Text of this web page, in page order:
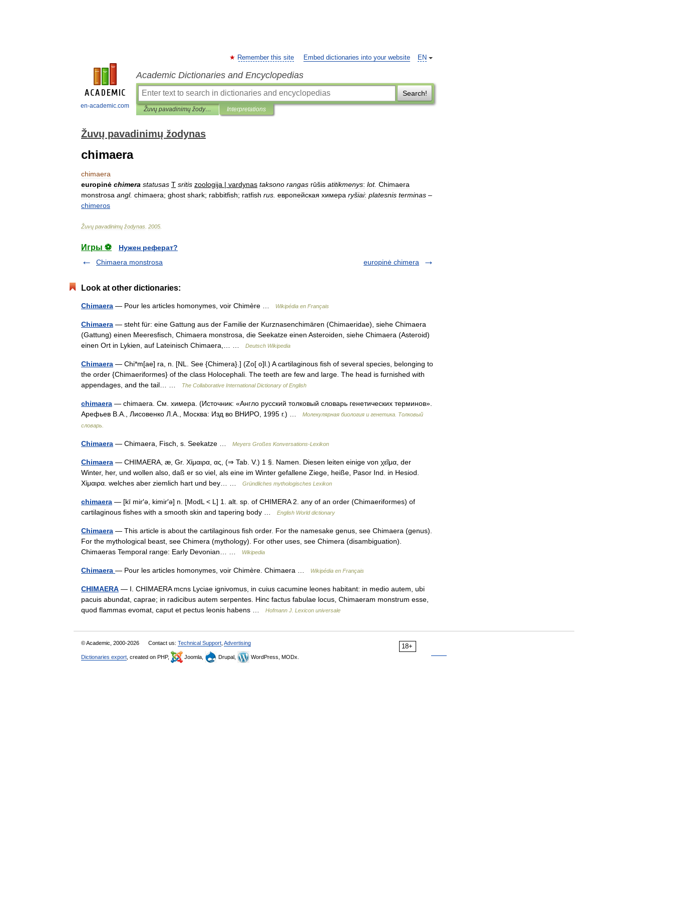
en-academic.com
EN
Remember this site Embed dictionaries into your website
Academic Dictionaries and Encyclopedias
Search!
Žuvų pavadinimų žodynas Interpretations
Žuvų pavadinimų žodynas
chimaera
chimaera
europinė chimera statusas T sritis zoologija | vardynas taksono rangas rūšis atitikmenys: lot. Chimaera
monstrosa angl. chimaera; ghost shark; rabbitfish; ratfish rus европейская химера ryšiai: platesnis terminas –
chimeros
Žuvų pavadinimų žodynas 2005
Игры ⚽
Нужен реферат?
Chimaera monstrosa
europinė chimera
Look at other dictionaries:
Chimaera — Pour les articles homonymes, voir Chimère … Wikipédia en Français
Chimaera — steht für: eine Gattung aus der Familie der Kurznasenchimären (Chimaeridae), siehe Chimaera
(Gattung) einen Meeresfisch, Chimaera monstrosa, die Seekatze einen Asteroiden, siehe Chimaera (Asteroid)
einen Ort in Lykien, auf Lateinisch Chimaera,… …
Deutsch Wikipedia
Chimaera — Chi*m[ae] ra, n. [NL. See {Chimera}.] (Zo[ o]l.) A cartilaginous fish of several species, belonging to
the order {Chimaeriformes} of the class Holocephali. The teeth are few and large. The head is furnished with
appendages, and the tail… …
The Collaborative International Dictionary of English
chimaera — chimaera. См. химера. (Источник: «Англо русский толковый словарь генетических терминов».
Арефьев В.А., Лисовенко Л.А., Москва: Изд во ВНИРО, 1995 г.) …
Молекулярная биология и генетика. Толковый
словарь.
Chimaera — Chimaera, Fisch, s. Seekatze … Meyers Großes Konversations-Lexikon
Chimaera — CHIMAERA, æ, Gr. Χίμαιρα, ας, (⇒ Tab. V.) 1 §. Namen. Diesen leiten einige von χεῖμα, der
Winter, her, und wollen also, daß er so viel, als eine im Winter gefallene Ziege, heiße, Pasor Ind. in Hesiod.
Χίμαιρα. welches aber ziemlich hart und bey… …
Gründliches mythologisches Lexikon
chimaera — [kī mir′ə, kimir′ə] n. [ModL < L] 1. alt. sp. of CHIMERA 2. any of an order (Chimaeriformes) of
cartilaginous fishes with a smooth skin and tapering body …
English World dictionary
Chimaera — This article is about the cartilaginous fish order. For the namesake genus, see Chimaera (genus).
For the mythological beast, see Chimera (mythology). For other uses, see Chimera (disambiguation).
Chimaeras Temporal range: Early Devonian… …
Wikipedia
Chimaera — Pour les articles homonymes, voir Chimère. Chimaera … Wikipédia en Français
CHIMAERA — I. CHIMAERA mcns Lyciae ignivomus, in cuius cacumine leones habitant: in medio autem, ubi
pacuis abundat, caprae; in radicibus autem serpentes. Hinc factus fabulae locus, Chimaeram monstrum esse,
quod flammas evomat, caput et pectus leonis habens …
Hofmann J. Lexicon universale
18+
© Academic, 2000-2026 Contact us: Technical Support Advertising
Dictionaries export , created on PHP, Joomla, Drupal, WordPress, MODx.